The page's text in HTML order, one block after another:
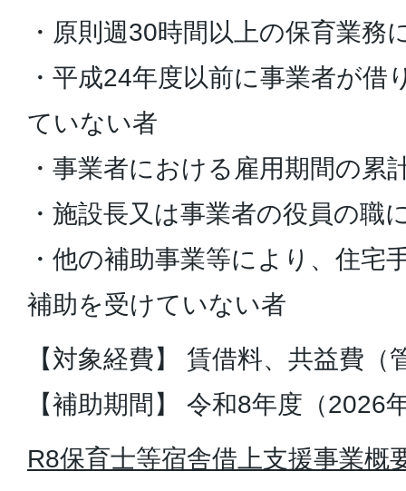
・原則週30時間以上の保育業務
・平成24年度以前に事業者が借
ていない者
・事業者における雇用期間の累
・施設長又は事業者の役員の職
・他の補助事業等により、住宅
補助を受けていない者
【対象経費】 賃借料、共益費（
【補助期間】 令和8年度（2026
R8保育士等宿舎借上支援事業概